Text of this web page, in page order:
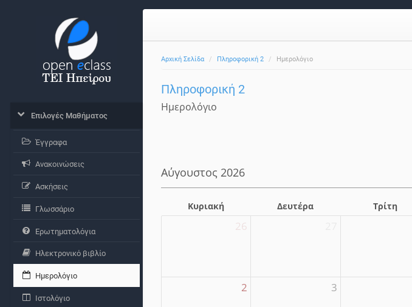
Αρχική Σελίδα Πληροφορική 2 Ημερολόγιο
Πληροφορική 2
Ημερολόγιο
Αύγουστος 2026
Κυριακή Δευτέρα Τρίτη
26
2 3
Επιλογές Μαθήματος
Έγγραφα
Ανακοινώσεις
Ασκήσεις
Γλωσσάριο
Ερωτηματολόγια
Ηλεκτρονικό βιβλίο
Ημερολόγιο
Ιστολόγιο